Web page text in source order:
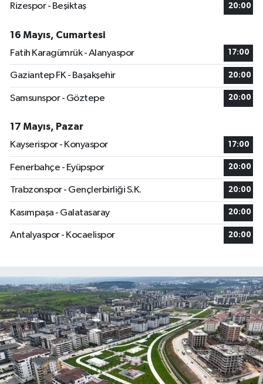
Rizespor - Beşiktaş
20:00
16 Mayıs, Cumartesi
Fatih Karagümrük - Alanyaspor
17:00
Gaziantep FK - Başakşehir 20:00
Samsunspor - Göztepe 20:00
17 Mayıs, Pazar
Kayserispor - Konyaspor
17:00
Fenerbahçe - Eyüpspor 20:00
Trabzonspor - Gençlerbirliği S.K. 20:00
Kasımpaşa - Galatasaray 20:00
Antalyaspor - Kocaelispor 20:00